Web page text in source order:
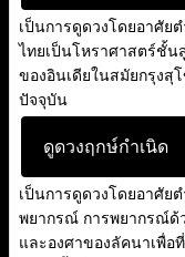
เป็นการดูดวงโดยอาศัย
ไทยเป็นโหราศาสตร์ชั้น
ของอินเดียในสมัยกรุง
ปัจจุบัน
ดูดวงฤกษ์กำเนิด
เป็นการดูดวงโดยอาศัย
พยากรณ์ การพยากรณ์ด้
และองศาของลัคนาเพื่